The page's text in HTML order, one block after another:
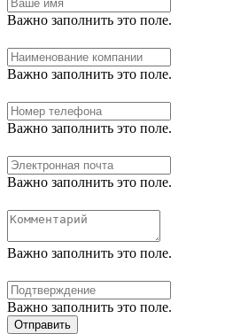
Важно заполнить это поле.
Важно заполнить это поле.
Важно заполнить это поле.
Важно заполнить это поле.
Важно заполнить это поле.
Важно заполнить это поле.
Отправить